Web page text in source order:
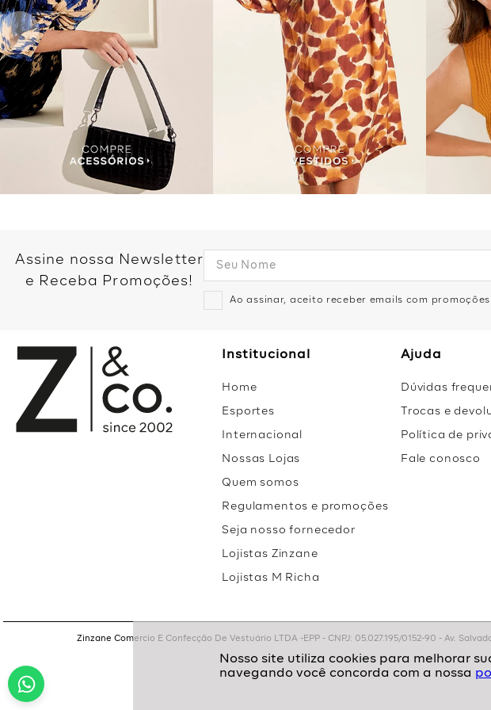
Assine nossa Newsletter
e Receba Promoções!
Ao assinar, aceito receber emails com
Institucional
Home
Esportes
Internacional
Nossas Lojas
Quem somos
Regulamentos e promoções
Seja nosso fornecedor
Lojistas Zinzane
Lojistas M Richa
Ajuda
Dúvidas
Trocas e
Política de
Fale conosco
Zinzane Comercio E Confecção De Vestuário LTDA -EPP - CNPJ: 05.027.195/0152-90 - Av.